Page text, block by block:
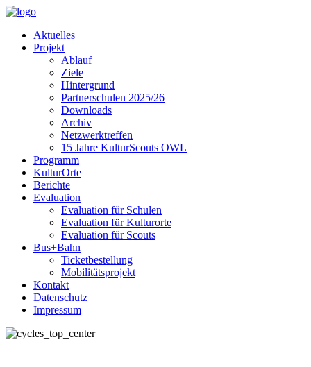
Aktuelles
Projekt
Ablauf
Ziele
Hintergrund
Partnerschulen 2025/26
Downloads
Archiv
Netzwerktreffen
15 Jahre KulturScouts OWL
Programm
KulturOrte
Berichte
Evaluation
Evaluation für Schulen
Evaluation für Kulturorte
Evaluation für Scouts
Bus+Bahn
Ticketbestellung
Mobilitätsprojekt
Kontakt
Datenschutz
Impressum